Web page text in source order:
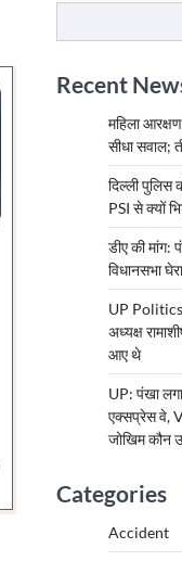
Recent
महिला
सीधा सवाल;
दिल्ली पुलिस
PSI से क्यों
डीए की मांग:
विधानसभा
UP
अध्यक्ष
आए थे
UP: पंखा
एक्सप्रेस वे,
जोखिम कौन
Categories
Accident